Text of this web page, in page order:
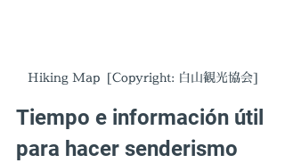
Hiking Map  [Copyright: 白山観光協会]
Tiempo e información útil
para hacer senderismo